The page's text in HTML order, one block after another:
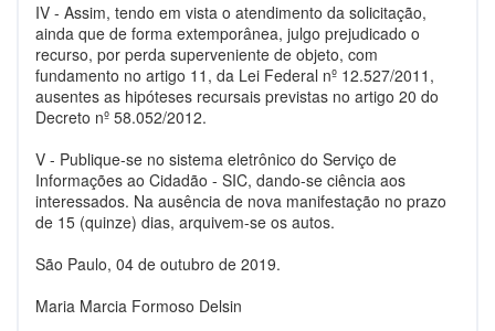
IV - Assim, tendo em vista o atendimento da solicitação,
ainda que de forma extemporânea, julgo prejudicado o
recurso, por perda superveniente de objeto, com
fundamento no artigo 11, da Lei Federal nº 12.527/2011,
ausentes as hipóteses recursais previstas no artigo 20 do
Decreto nº 58.052/2012.
V - Publique-se no sistema eletrônico do Serviço de
Informações ao Cidadão - SIC, dando-se ciência aos
interessados. Na ausência de nova manifestação no prazo
de 15 (quinze) dias, arquivem-se os autos.
São Paulo, 04 de outubro de 2019.
Maria Marcia Formoso Delsin